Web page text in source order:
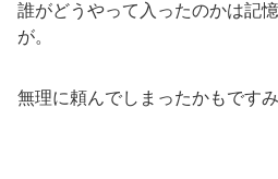
誰がどうやって入ったのかは記
が。
無理に頼んでしまったかもですみ